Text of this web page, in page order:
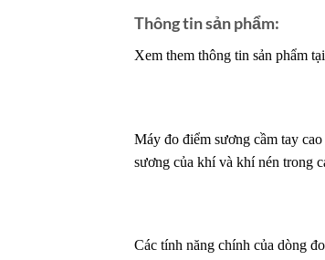
Thông tin sản phẩm:
Xem them thông tin sản phẩm
Máy đo điểm sương cầm tay
sương của khí và khí nén trong
Các tính năng chính của dòng